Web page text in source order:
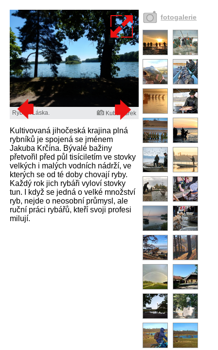
Rybník Láska. Kuba Turek
Kultivovaná jihočeská krajina plná
rybníků je spojená se jménem
Jakuba Krčína. Bývalé bažiny
přetvořil před půl tisíciletím ve stovky
velkých i malých vodních nádrží, ve
kterých se od té doby chovají ryby.
Každý rok jich rybáři vyloví stovky
tun. I když se jedná o velké množství
ryb, nejde o neosobní průmysl, ale
ruční práci rybářů, kteří svoji profesi
milují.
fotogalerie